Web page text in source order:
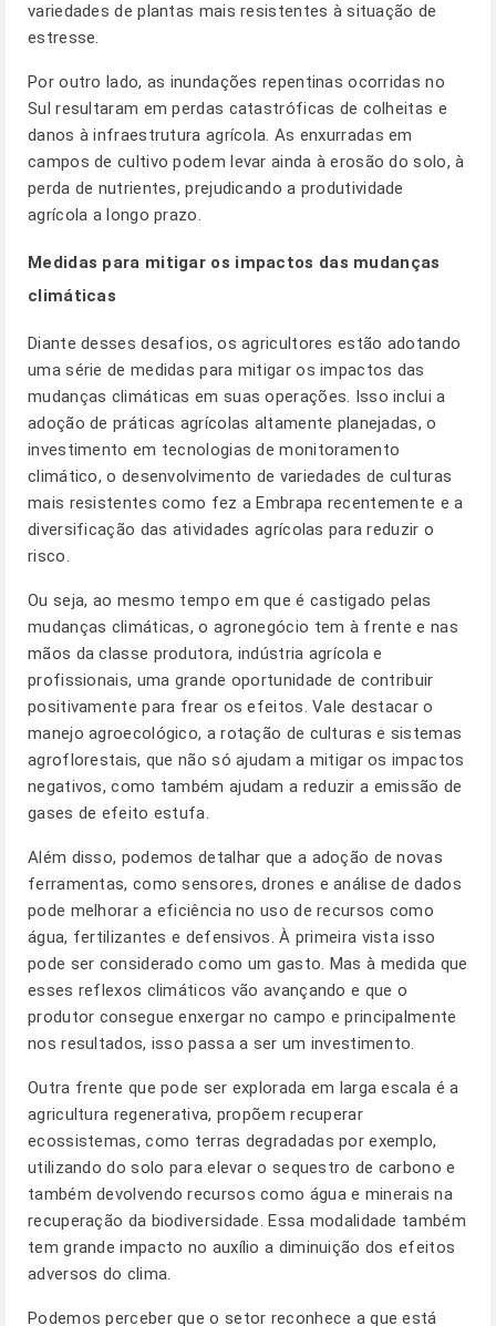
variedades de plantas mais resistentes à situação de
estresse.
Por outro lado, as inundações repentinas ocorridas no
Sul resultaram em perdas catastróficas de colheitas e
danos à infraestrutura agrícola. As enxurradas em
campos de cultivo podem levar ainda à erosão do solo, à
perda de nutrientes, prejudicando a produtividade
agrícola a longo prazo.
Medidas para mitigar os impactos das mudanças
climáticas
Diante desses desafios, os agricultores estão adotando
uma série de medidas para mitigar os impactos das
mudanças climáticas em suas operações. Isso inclui a
adoção de práticas agrícolas altamente planejadas, o
investimento em tecnologias de monitoramento
climático, o desenvolvimento de variedades de culturas
mais resistentes como fez a Embrapa recentemente e a
diversificação das atividades agrícolas para reduzir o
risco.
Ou seja, ao mesmo tempo em que é castigado pelas
mudanças climáticas, o agronegócio tem à frente e nas
mãos da classe produtora, indústria agrícola e
profissionais, uma grande oportunidade de contribuir
positivamente para frear os efeitos. Vale destacar o
manejo agroecológico, a rotação de culturas e sistemas
agroflorestais, que não só ajudam a mitigar os impactos
negativos, como também ajudam a reduzir a emissão de
gases de efeito estufa.
Além disso, podemos detalhar que a adoção de novas
ferramentas, como sensores, drones e análise de dados
pode melhorar a eficiência no uso de recursos como
água, fertilizantes e defensivos. À primeira vista isso
pode ser considerado como um gasto. Mas à medida que
esses reflexos climáticos vão avançando e que o
produtor consegue enxergar no campo e principalmente
nos resultados, isso passa a ser um investimento.
Outra frente que pode ser explorada em larga escala é a
agricultura regenerativa, propõem recuperar
ecossistemas, como terras degradadas por exemplo,
utilizando do solo para elevar o sequestro de carbono e
também devolvendo recursos como água e minerais na
recuperação da biodiversidade. Essa modalidade também
tem grande impacto no auxílio a diminuição dos efeitos
adversos do clima.
Podemos perceber que o setor reconhece a que está